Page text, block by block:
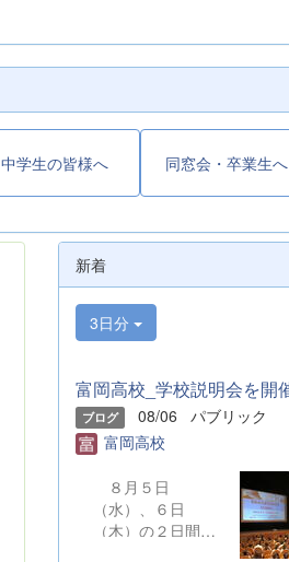
中学生の皆様へ 同窓会・卒業生へ
新着
3日分
ブログ 08/06
パブリック
富岡高校
８月５日
（水）、６日
（木）の２日間に